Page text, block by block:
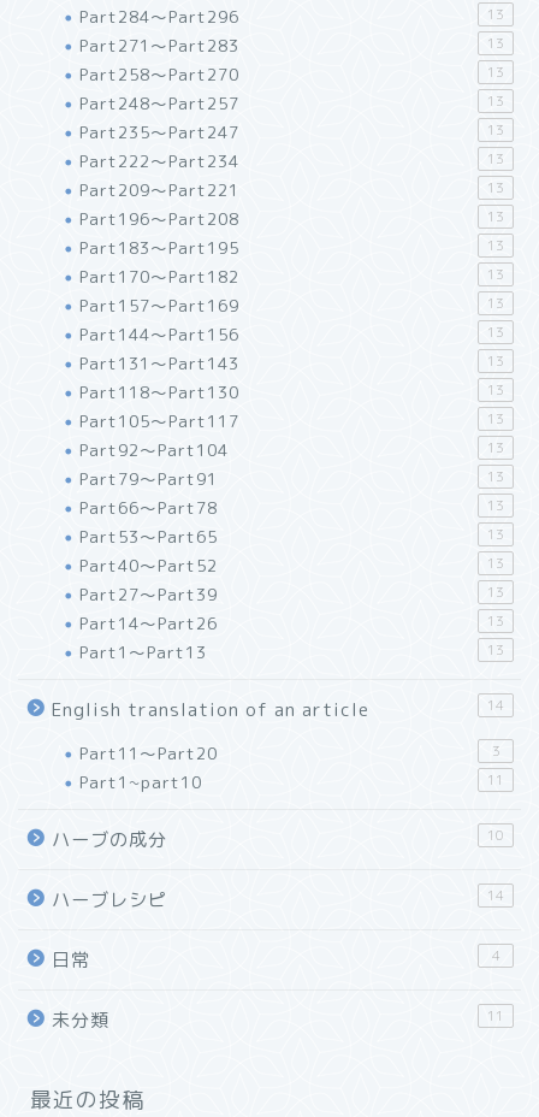
Part284～Part296 13
Part271～Part283 13
Part258～Part270 13
Part248～Part257 13
Part235～Part247 13
Part222～Part234 13
Part209～Part221 13
Part196～Part208 13
Part183～Part195 13
Part170～Part182 13
Part157～Part169 13
Part144～Part156 13
Part131～Part143 13
Part118～Part130 13
Part105～Part117 13
Part92～Part104 13
Part79～Part91 13
Part66～Part78 13
Part53～Part65 13
Part40～Part52 13
Part27～Part39 13
Part14～Part26 13
Part1～Part13 13
English translation of an article 14
Part11～Part20 3
Part1~part10 11
ハーブの成分 10
ハーブレシピ 14
日常 4
未分類 11
最近の投稿